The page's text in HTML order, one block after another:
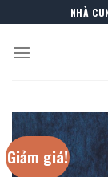
to
content
NHÀ
Giảm giá!